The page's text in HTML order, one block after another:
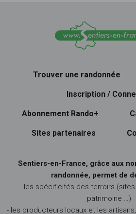
Trouver une randonnée
Inscription /
Abonnement Rando+
Sites partenaires
Sentiers-en-France, grâce aux
randonnée, permet de
- les spécificités des terroirs (sites
patrimoine …)
- les producteurs locaux et les